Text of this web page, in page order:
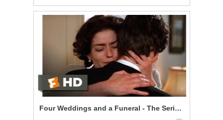
Four Weddings and a Funeral - The Serial